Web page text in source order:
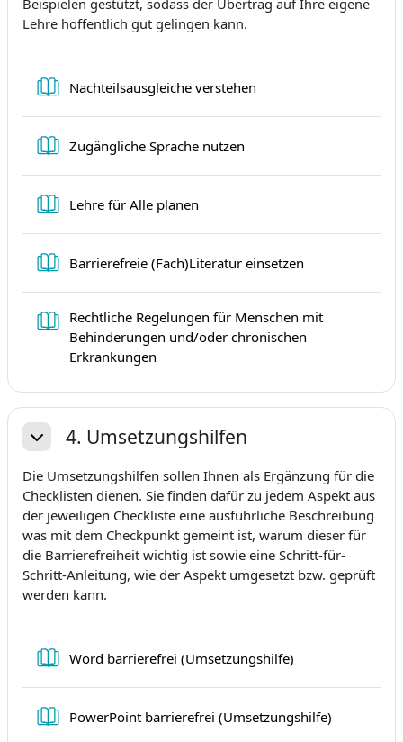
Lehre hoffentlich gut gelingen kann.
Nachteilsausgleiche verstehen
Zugängliche Sprache nutzen
Lehre für Alle planen
Barrierefreie (Fach)Literatur einsetzen
Rechtliche Regelungen für Menschen mit
Behinderungen und/oder chronischen
Erkrankungen
Einklappen
4. Umsetzungshilfen
Die Umsetzungshilfen sollen Ihnen als Ergänzung für die
Checklisten dienen. Sie finden dafür zu jedem Aspekt aus
der jeweiligen Checkliste eine ausführliche Beschreibung
was mit dem Checkpunkt gemeint ist, warum dieser für
die Barrierefreiheit wichtig ist sowie eine Schritt-für-
Schritt-Anleitung, wie der Aspekt umgesetzt bzw. geprüft
werden kann.
Word barrierefrei (Umsetzungshilfe)
PowerPoint barrierefrei (Umsetzungshilfe)